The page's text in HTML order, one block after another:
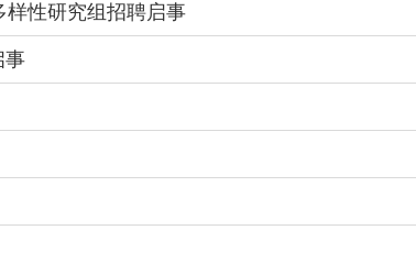
样性研究组招聘启事
事